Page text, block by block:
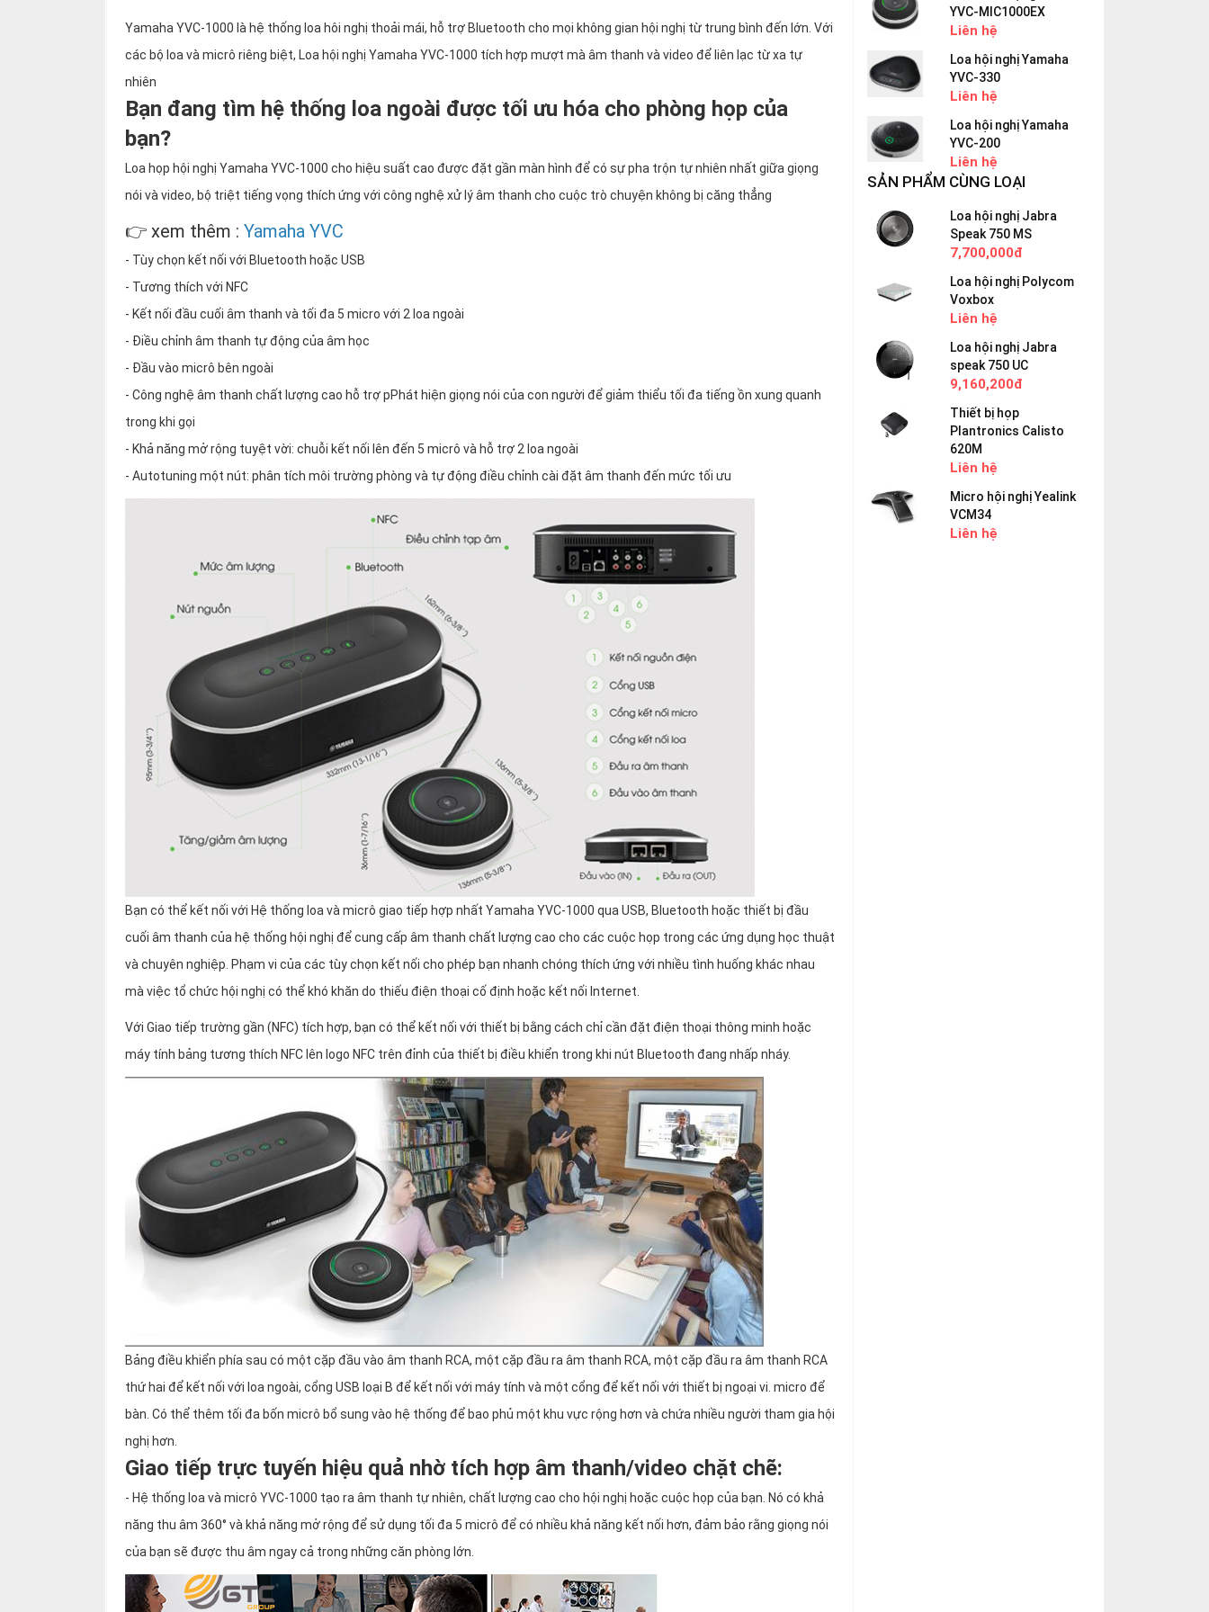
Yamaha YVC-1000 là hệ thống loa hôi nghị thoải mái, hỗ trợ Bluetooth cho mọi không gian hội nghị từ trung bình đến lớn. Với
các bộ loa và micrô riêng biệt, Loa hội nghị Yamaha YVC-1000 tích hợp mượt mà âm thanh và video để liên lạc từ xa tự
nhiên
Bạn đang tìm hệ thống loa ngoài được tối ưu hóa cho phòng họp của
bạn?
Loa họp hội nghị Yamaha YVC-1000 cho hiệu suất cao được đặt gần màn hình để có sự pha trộn tự nhiên nhất giữa giọng
nói và video, bộ triệt tiếng vọng thích ứng với công nghệ xử lý âm thanh cho cuộc trò chuyện không bị căng thẳng
👉 xem thêm : Yamaha YVC
- Tùy chọn kết nối với Bluetooth hoặc USB
- Tương thích với NFC
- Kết nối đầu cuối âm thanh và tối đa 5 micro với 2 loa ngoài
- Điều chỉnh âm thanh tự động của âm học
- Đầu vào micrô bên ngoài
- Công nghệ âm thanh chất lượng cao hỗ trợ pPhát hiện giọng nói của con người để giảm thiểu tối đa tiếng ồn xung quanh
trong khi gọi
- Khả năng mở rộng tuyệt vời: chuỗi kết nối lên đến 5 micrô và hỗ trợ 2 loa ngoài
- Autotuning một nút: phân tích môi trường phòng và tự động điều chỉnh cài đặt âm thanh đến mức tối ưu
Bạn có thể kết nối với Hệ thống loa và micrô giao tiếp hợp nhất Yamaha YVC-1000 qua USB, Bluetooth hoặc thiết bị đầu
cuối âm thanh của hệ thống hội nghị để cung cấp âm thanh chất lượng cao cho các cuộc họp trong các ứng dụng học thuật
và chuyên nghiệp. Phạm vi của các tùy chọn kết nối cho phép bạn nhanh chóng thích ứng với nhiều tình huống khác nhau
mà việc tổ chức hội nghị có thể khó khăn do thiếu điện thoại cố định hoặc kết nối Internet.
Với Giao tiếp trường gần (NFC) tích hợp, bạn có thể kết nối với thiết bị bằng cách chỉ cần đặt điện thoại thông minh hoặc
máy tính bảng tương thích NFC lên logo NFC trên đỉnh của thiết bị điều khiển trong khi nút Bluetooth đang nhấp nháy.
Bảng điều khiển phía sau có một cặp đầu vào âm thanh RCA, một cặp đầu ra âm thanh RCA, một cặp đầu ra âm thanh RCA
thứ hai để kết nối với loa ngoài, cổng USB loại B để kết nối với máy tính và một cổng để kết nối với thiết bị ngoại vi. micro để
bàn. Có thể thêm tối đa bốn micrô bổ sung vào hệ thống để bao phủ một khu vực rộng hơn và chứa nhiều người tham gia hội
nghị hơn.
Giao tiếp trực tuyến hiệu quả nhờ tích hợp âm thanh/video chặt chẽ:
- Hệ thống loa và micrô YVC-1000 tạo ra âm thanh tự nhiên, chất lượng cao cho hội nghị hoặc cuộc họp của bạn. Nó có khả
năng thu âm 360° và khả năng mở rộng để sử dụng tối đa 5 micrô để có nhiều khả năng kết nối hơn, đảm bảo rằng giọng nói
của bạn sẽ được thu âm ngay cả trong những căn phòng lớn.
YVC-MIC1000EX
Liên hệ
Loa hội nghị Yamaha
YVC-330
Liên hệ
Loa hội nghị Yamaha
YVC-200
Liên hệ
SẢN PHẨM CÙNG LOẠI
Loa hội nghị Jabra
Speak 750 MS
7,700,000đ
Loa hội nghị Polycom
Voxbox
Liên hệ
Loa hội nghị Jabra
speak 750 UC
9,160,200đ
Thiết bị họp
Plantronics Calisto
620M
Liên hệ
Micro hội nghị Yealink
VCM34
Liên hệ